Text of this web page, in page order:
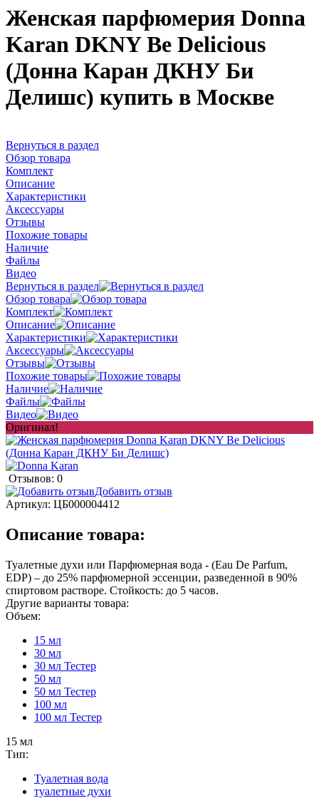
Женская парфюмерия Donna
Karan DKNY Be Delicious
(Донна Каран ДКНУ Би
Делишс) купить в Москве
Вернуться в раздел
Обзор товара
Комплект
Описание
Характеристики
Аксессуары
Отзывы
Похожие товары
Наличие
Файлы
Видео
Вернуться в раздел
Обзор товара
Комплект
Описание
Характеристики
Аксессуары
Отзывы
Похожие товары
Наличие
Файлы
Видео
Оригинал!
Отзывов: 0
Добавить отзыв
Артикул: ЦБ000004412
Описание товара:
Туалетные духи или Парфюмерная вода - (Eau De Parfum,
EDP) – до 25% парфюмерной эссенции, разведенной в 90%
спиртовом растворе. Стойкость: до 5 часов.
Другие варианты товара:
Объем:
15 мл
30 мл
30 мл Тестер
50 мл
50 мл Тестер
100 мл
100 мл Тестер
15 мл
Тип:
Туалетная вода
туалетные духи